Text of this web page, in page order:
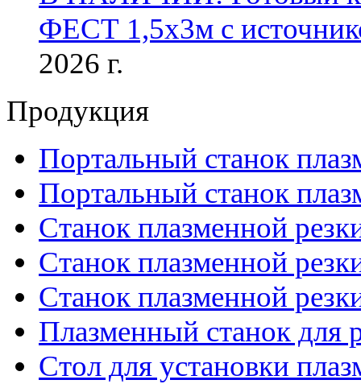
ФЕСТ 1,5х3м с
2026 г.
Продукция
Портальный станок
Портальный станок
Станок плазменной
Станок плазменной
Станок плазменной
Плазменный станок для
Стол для установки